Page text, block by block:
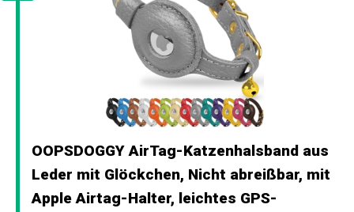
OOPSDOGGY AirTag-Katzenhalsband aus
Leder mit Glöckchen, Nicht abreißbar, mit
Apple Airtag-Halter, leichtes GPS-